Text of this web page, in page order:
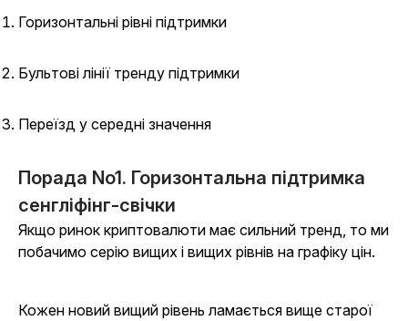
Горизонтальні рівні підтримки
Бультові лінії тренду підтримки
Переїзд у середні значення
Порада No1. Горизонтальна підтримка
сенгліфінг-свічки
Якщо ринок криптовалюти має сильний тренд, то ми
побачимо серію вищих і вищих рівнів на графіку цін.
Кожен новий вищий рівень ламається вище старої